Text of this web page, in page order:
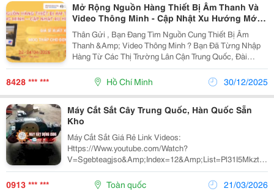
Mở Rộng Nguồn Hàng Thiết Bị Âm Thanh Và
Video Thông Minh - Cập Nhật Xu Hướng Mới
Từ Trung Quốc, Hàn Quốc, Ấn Độ Và Khu Vực
Châu Á
Thân Gửi , Bạn Đang Tìm Nguồn Cung Thiết Bị Âm
Thanh &Amp; Video Thông Minh ? Bạn Đã Từng Nhập
Hàng Từ Các Thị Trường Lân Cận Trung Quốc, Đài
Loan, Hàn Quốc Chưa? Nếu Chưa, Đây Chính Là Thời
Điểm Lý Tưởng Để Mở Rộng Mạng Lưới Nhà Cung Cấp
8428 *** *** Hồ Chí Minh 30/12/2025
Máy Cắt Sắt Cây Trung Quốc, Hàn Quốc Sẵn
Kho
Máy Cắt Sắt Giá Rẻ Link Videos:
Https://Www.youtube.com/Watch?
Công Ty Chúng Tôi Cung Cấp Máy Cắt Sắt 40 , Máy Cắt
Sắt 45 , Máy Cắt Sắt 50 Trung Quốc Giá Rẻ Uy...
0913 *** *** Toàn quốc 21/03/2026